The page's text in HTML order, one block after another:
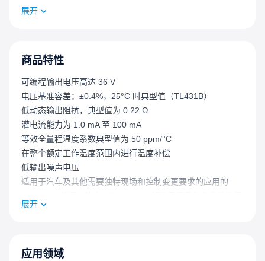
展开
商品特性
可编程输出电压高达 36 V
电压基准容差：±0.4%，25°C 时典型值（TL431B）
低动态输出阻抗，典型值为 0.22 Ω
灌电流能力为 1.0 mA 至 100 mA
等效全量程温度系数典型值为 50 ppm/°C
在整个额定工作温度范围内进行温度补偿
低输出噪声电压
适用于汽车及其他需要独特现场和控制变更要求的应用的
序（PPAP）能力
展开
应用领域